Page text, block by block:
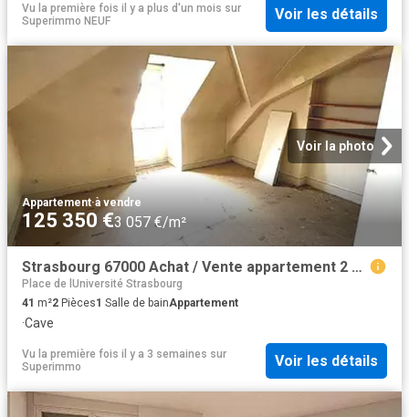
Vu la première fois il y a plus d'un mois sur
Superimmo NEUF
Voir les détails
Voir la photo
Appartement·à vendre
125 350 €3 057 €/m²
Strasbourg 67000 Achat / Vente appartement 2 pièces t2 au dernier étage cave
Place de lUniversité Strasbourg
41 m²2 Pièces1 Salle de bainAppartement
·Cave
Vu la première fois il y a 3 semaines sur
Superimmo
Voir les détails